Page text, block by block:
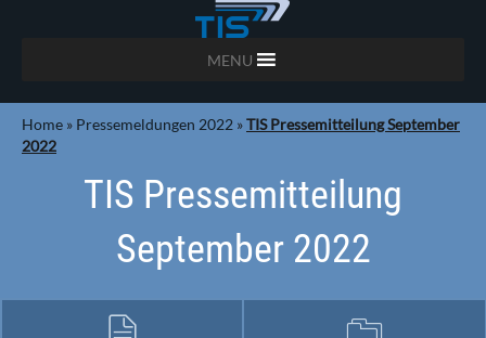
MENU
Home » Pressemeldungen 2022 »TIS Pressemitteilung September
2022
TIS Pressemitteilung
September 2022